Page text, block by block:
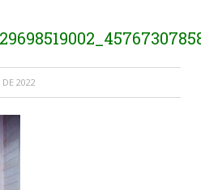
2022